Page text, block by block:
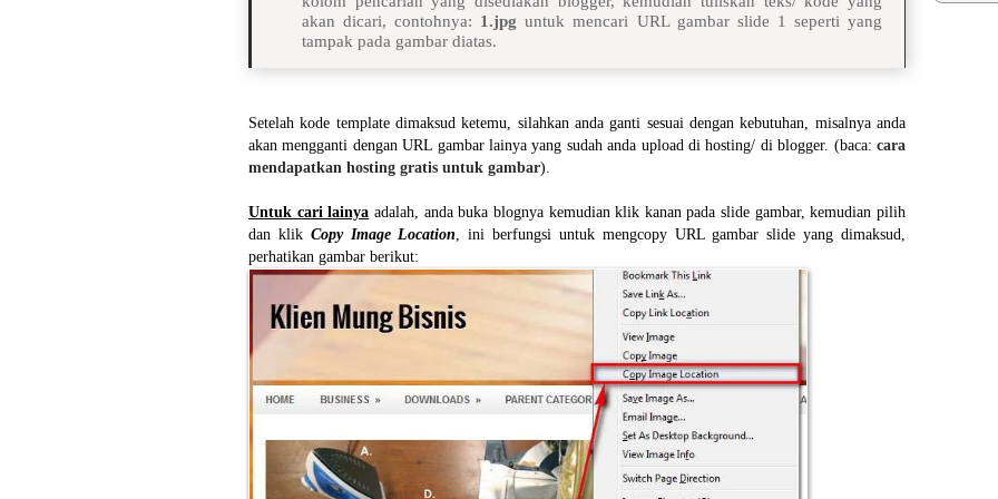
akan dicari, contohnya: 1.jpg untuk mencari URL gambar slide 1 seperti yang
tampak pada gambar diatas.
Setelah kode template dimaksud ketemu, silahkan anda ganti sesuai dengan kebutuhan, misalnya anda
akan mengganti dengan URL gambar lainya yang sudah anda upload di hosting/ di blogger. (baca: cara
mendapatkan hosting gratis untuk gambar).
Untuk cari lainya adalah, anda buka blognya kemudian klik kanan pada slide gambar, kemudian pilih
dan klik Copy Image Location, ini berfungsi untuk mengcopy URL gambar slide yang dimaksud,
perhatikan gambar berikut: